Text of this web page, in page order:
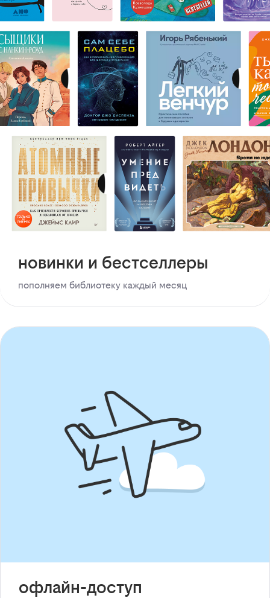
новинки и бестселлеры
пополняем библиотеку каждый месяц
офлайн-доступ